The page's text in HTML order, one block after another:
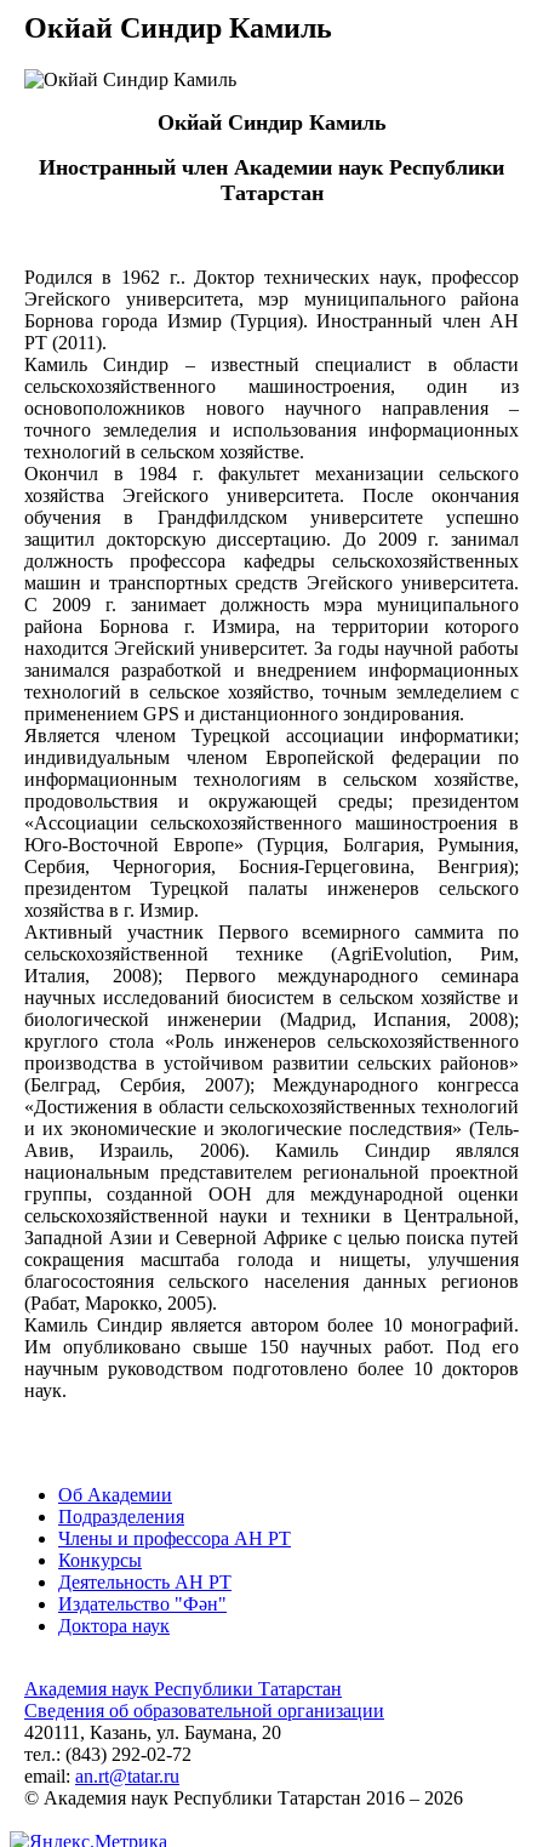
Окйай Синдир Камиль
Окйай Синдир Камиль
Иностранный член Академии наук Республики
Татарстан
Родился в 1962 г.. Доктор технических наук, профессор
Эгейского университета, мэр муниципального района
Борнова города Измир (Турция). Иностранный член АН
РТ (2011).
Камиль Синдир – известный специалист в области
сельскохозяйственного машиностроения, один из
основоположников нового научного направления –
точного земледелия и использования информационных
технологий в сельском хозяйстве.
Окончил в 1984 г. факультет механизации сельского
хозяйства Эгейского университета. После окончания
обучения в Грандфилдском университете успешно
защитил докторскую диссертацию. До 2009 г. занимал
должность профессора кафедры сельскохозяйственных
машин и транспортных средств Эгейского университета.
С 2009 г. занимает должность мэра муниципального
района Борнова г. Измира, на территории которого
находится Эгейский университет. За годы научной работы
занимался разработкой и внедрением информационных
технологий в сельское хозяйство, точным земледелием с
применением GPS и дистанционного зондирования.
Является членом Турецкой ассоциации информатики;
индивидуальным членом Европейской федерации по
информационным технологиям в сельском хозяйстве,
продовольствия и окружающей среды; президентом
«Ассоциации сельскохозяйственного машиностроения в
Юго-Восточной Европе» (Турция, Болгария, Румыния,
Сербия, Черногория, Босния-Герцеговина, Венгрия);
президентом Турецкой палаты инженеров сельского
хозяйства в г. Измир.
Активный участник Первого всемирного саммита по
сельскохозяйственной технике (AgriEvolution, Рим,
Италия, 2008); Первого международного семинара
научных исследований биосистем в сельском хозяйстве и
биологической инженерии (Мадрид, Испания, 2008);
круглого стола «Роль инженеров сельскохозяйственного
производства в устойчивом развитии сельских районов»
(Белград, Сербия, 2007); Международного конгресса
«Достижения в области сельскохозяйственных технологий
и их экономические и экологические последствия» (Тель-
Авив, Израиль, 2006). Камиль Синдир являлся
национальным представителем региональной проектной
группы, созданной ООН для международной оценки
сельскохозяйственной науки и техники в Центральной,
Западной Азии и Северной Африке с целью поиска путей
сокращения масштаба голода и нищеты, улучшения
благосостояния сельского населения данных регионов
(Рабат, Марокко, 2005).
Камиль Синдир является автором более 10 монографий.
Им опубликовано свыше 150 научных работ. Под его
научным руководством подготовлено более 10 докторов
наук.
Об Академии
Подразделения
Члены и профессора АН РТ
Конкурсы
Деятельность АН РТ
Издательство "Фән"
Доктора наук
Академия наук Республики Татарстан
Сведения об образовательной организации
420111, Казань, ул. Баумана, 20
тел.: (843) 292-02-72
email: an.rt@tatar.ru
© Академия наук Республики Татарстан 2016 – 2026